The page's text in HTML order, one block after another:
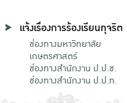
แจ้งเรื่องการร้องเรียนทุจริต
ช่องทางมหาวิทยาลัย
เกษตรศาสตร์
ช่องทางสำนักงาน ป.ป.ช.
ช่องทางสำนักงาน ป.ป.ท.